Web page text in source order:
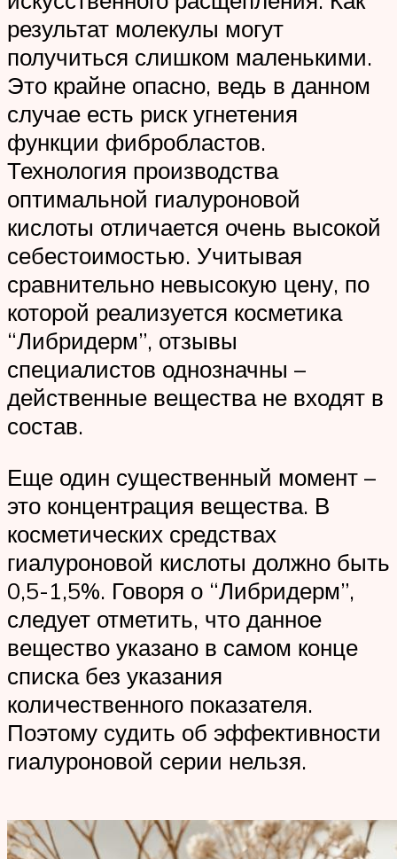
результат молекулы могут
получиться слишком маленькими.
Это крайне опасно, ведь в данном
случае есть риск угнетения
функции фибробластов.
Технология производства
оптимальной гиалуроновой
кислоты отличается очень высокой
себестоимостью. Учитывая
сравнительно невысокую цену, по
которой реализуется косметика
“Либридерм”, отзывы
специалистов однозначны –
действенные вещества не входят в
состав.
Еще один существенный момент –
это концентрация вещества. В
косметических средствах
гиалуроновой кислоты должно быть
0,5-1,5%. Говоря о “Либридерм”,
следует отметить, что данное
вещество указано в самом конце
списка без указания
количественного показателя.
Поэтому судить об эффективности
гиалуроновой серии нельзя.